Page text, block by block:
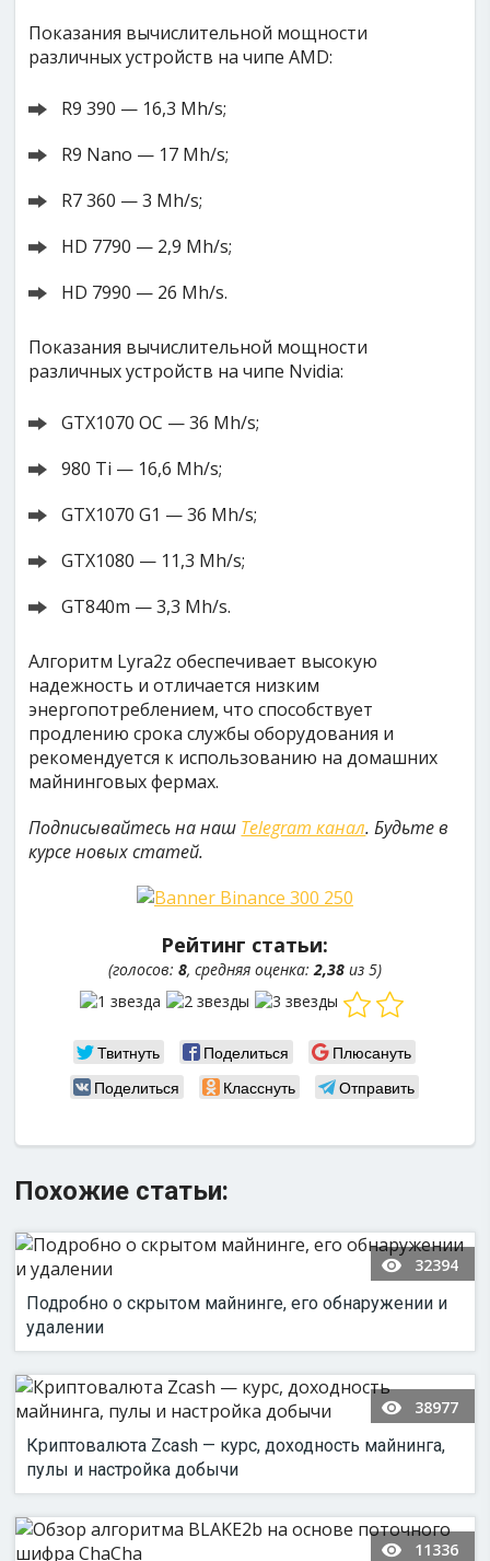
Показания вычислительной мощности
различных устройств на чипе AMD:
R9 390 — 16,3 Mh/s;
R9 Nano — 17 Mh/s;
R7 360 — 3 Mh/s;
HD 7790 — 2,9 Mh/s;
HD 7990 — 26 Mh/s.
Показания вычислительной мощности
различных устройств на чипе Nvidia:
GTX1070 OC — 36 Mh/s;
980 Ti — 16,6 Mh/s;
GTX1070 G1 — 36 Mh/s;
GTX1080 — 11,3 Mh/s;
GT840m — 3,3 Mh/s.
Алгоритм Lyra2z обеспечивает высокую
надежность и отличается низким
энергопотреблением, что способствует
продлению срока службы оборудования и
рекомендуется к использованию на домашних
майнинговых фермах.
Подписывайтесь на наш Telegram канал. Будьте в
курсе новых статей.
Рейтинг статьи:
(голосов: 8, средняя оценка:2,38из 5)
Твитнуть Поделиться
Плюсануть
Поделиться
Класснуть Отправить
Похожие статьи:
32394
Подробно о скрытом майнинге, его обнаружении и
удалении
38977
Криптовалюта Zcash — курс, доходность майнинга,
пулы и настройка добычи
11336